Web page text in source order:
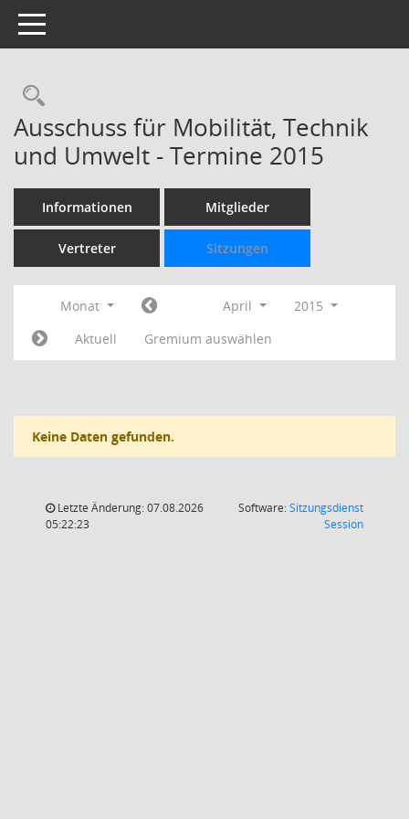
Toggle navigation
Rechercheauswahl
Ausschuss für Mobilität, Technik
und Umwelt - Termine 2015
Informationen Mitglieder
Vertreter Sitzungen
Monat April
2015
Aktuell
Gremium auswählen
Keine Daten gefunden.
Letzte Änderung: 07.08.2026
05:22:23
Software:Sitzungsdienst
Session(Wird in